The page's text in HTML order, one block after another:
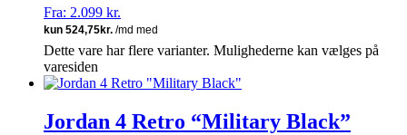
Fra: 2.099 kr.
Dette vare har flere varianter. Mulighederne kan vælges på
varesiden
Jordan 4 Retro “Military Black”